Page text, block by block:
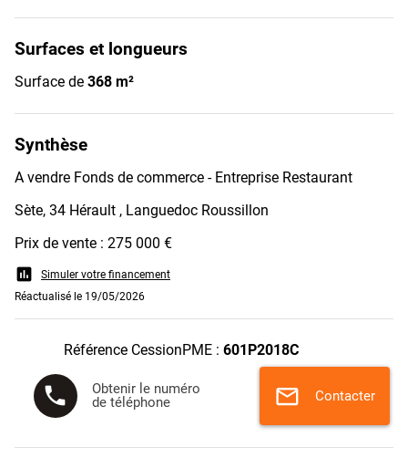
Surfaces et longueurs
Surface de 368 m²
Synthèse
A vendre Fonds de commerce - Entreprise Restaurant
Sète, 34 Hérault , Languedoc Roussillon
Prix de vente : 275 000 €
assessment
Simuler votre financement
Réactualisé le 19/05/2026
Référence CessionPME : 601P2018C
phone
Obtenir le numéro
de téléphone
mail Contacter